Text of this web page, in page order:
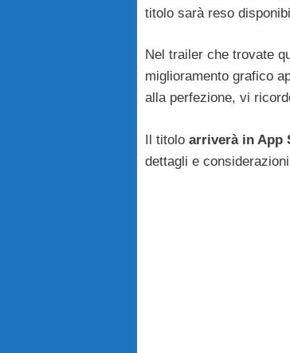
titolo sarà reso
Nel trailer che trovate
miglioramento grafico
alla perfezione, vi
Il titolo arriverà in App
dettagli e